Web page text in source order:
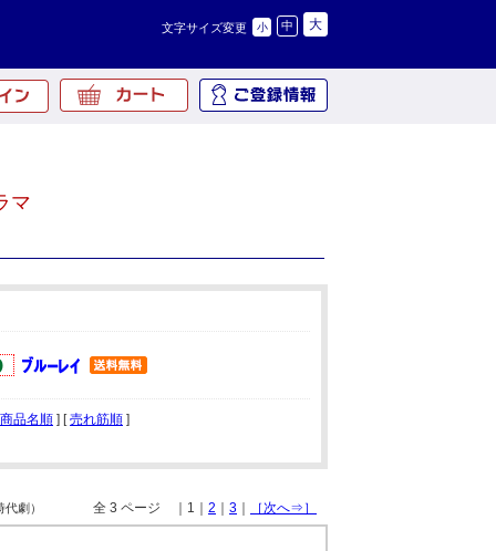
文字サイズ変更 小 中 大
マ
商品名順 ] [売れ筋順 ]
全 3 ページ ｜1｜ 2 3 ［次へ⇒］
代劇）